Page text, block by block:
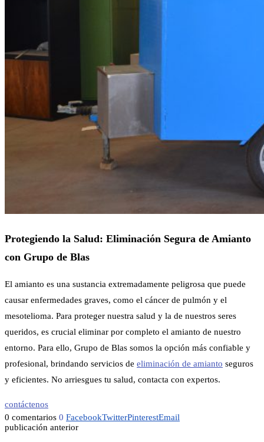
Protegiendo la Salud: Eliminación Segura de Amianto
con Grupo de Blas
El amianto es una sustancia extremadamente peligrosa que puede
causar enfermedades graves, como el cáncer de pulmón y el
mesotelioma. Para proteger nuestra salud y la de nuestros seres
queridos, es crucial eliminar por completo el amianto de nuestro
entorno. Para ello, Grupo de Blas somos la opción más confiable y
profesional, brindando servicios de eliminación de amianto seguros
y eficientes. No arriesgues tu salud, contacta con expertos.
contáctenos
0 comentarios 0 FacebookTwitterPinterestEmail
publicación anterior